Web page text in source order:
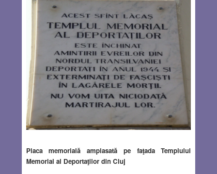
Placa memorială amplasată pe faţada Templului
Memorial al Deportaţilor din Cluj